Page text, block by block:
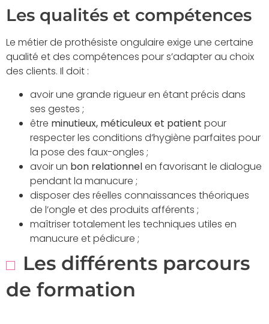
Les qualités et compétences
Le métier de prothésiste ongulaire exige une certaine
qualité et des compétences pour s’adapter au choix
des clients. Il doit :
avoir une grande rigueur en étant précis dans
ses gestes ;
être minutieux, méticuleux et patient pour
respecter les conditions d’hygiène parfaites pour
la pose des faux-ongles ;
avoir un bon relationnelen favorisant le dialogue
pendant la manucure ;
disposer des réelles connaissances théoriques
de l’ongle et des produits afférents ;
maîtriser totalement les techniques utiles en
manucure et pédicure ;
Les différents parcours
de formation